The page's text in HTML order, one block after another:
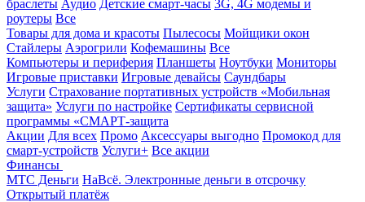
браслеты Аудио Детские смарт-часы 3G, 4G модемы и
роутеры Все
Товары для дома и красоты Пылесосы Мойщики окон
Стайлеры Аэрогрили Кофемашины Все
Компьютеры и периферия Планшеты Ноутбуки Мониторы
Игровые приставки Игровые девайсы Саундбары
Услуги Страхование портативных устройств «Мобильная
защита» Услуги по настройке Сертификаты сервисной
программы «СМАРТ-защита
Акции Для всех Промо Аксессуары выгодно Промокод для
смарт-устройств Услуги+ Все акции
Финансы
МТС Деньги НаВсё. Электронные деньги в отсрочку
Открытый платёж